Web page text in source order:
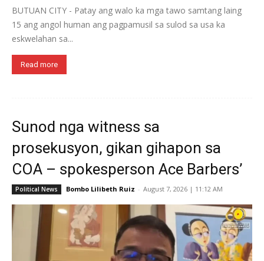
BUTUAN CITY - Patay ang walo ka mga tawo samtang laing
15 ang angol human ang pagpamusil sa sulod sa usa ka
eskwelahan sa...
Read more
Sunod nga witness sa
prosekusyon, gikan gihapon sa
COA – spokesperson Ace Barbers’
Political News Bombo Lilibeth Ruiz - August 7, 2026 | 11:12 AM